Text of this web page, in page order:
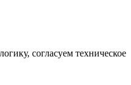
согласуем техническое